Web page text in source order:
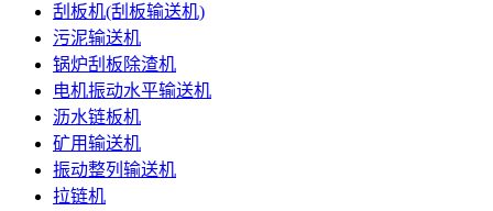
刮板机(刮板输送机)
污泥输送机
锅炉刮板除渣机
电机振动水平输送机
沥水链板机
矿用输送机
振动整列输送机
拉链机